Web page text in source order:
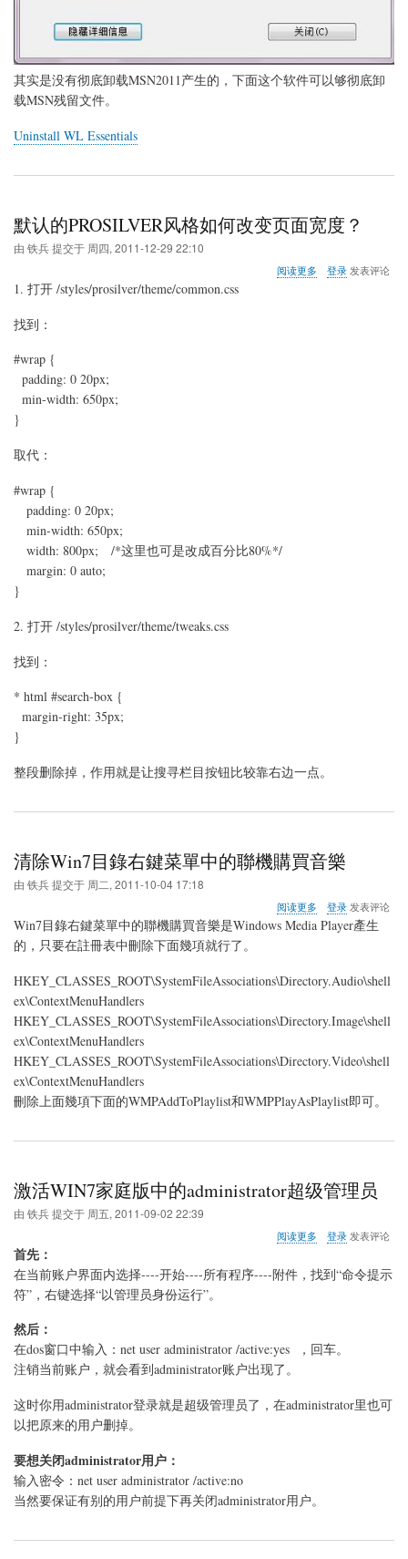
其实是没有彻底卸载MSN2011产生的，下面这个软件可以够彻底卸
载MSN残留文件。
Uninstall WL Essentials
默认的PROSILVER风格如何改变页面宽度？
由 铁兵提交于 周四, 2011-12-29 22:10
阅读更多 登录发表评论
1. 打开 /styles/prosilver/theme/common.css
找到：
#wrap {
padding: 0 20px;
min-width: 650px;
}
取代：
#wrap {
padding: 0 20px;
min-width: 650px;
width: 800px; /*这里也可是改成百分比80%*/
margin: 0 auto;
}
2. 打开 /styles/prosilver/theme/tweaks.css
找到：
* html #search-box {
margin-right: 35px;
}
整段删除掉，作用就是让搜寻栏目按钮比较靠右边一点。
清除Win7目錄右鍵菜單中的聯機購買音樂
由 铁兵提交于 周二, 2011-10-04 17:18
阅读更多
于
目
鍵
單
聯
樂
登录发表评论
Win7目錄右鍵菜單中的聯機購買音樂是Windows Media Player產生
的，只要在註冊表中刪除下面幾項就行了。
HKEY_CLASSES_ROOT\SystemFileAssociations\Directory.Audio\shell
ex\ContextMenuHandlers
HKEY_CLASSES_ROOT\SystemFileAssociations\Directory.Image\shell
ex\ContextMenuHandlers
HKEY_CLASSES_ROOT\SystemFileAssociations\Directory.Video\shell
ex\ContextMenuHandlers
刪除上面幾項下面的WMPAddToPlaylist和WMPPlayAsPlaylist即可。
激活WIN7家庭版中的administrator超级管理员
由 铁兵提交于 周五, 2011-09-02 22:39
阅读更多
活
版
中
超
登录发表评论
首先：
在当前账户界面内选择----开始----所有程序----附件，找到“命令提示
符”，右键选择“以管理员身份运行”。
然后：
在dos窗口中输入：net user administrator /active:yes ，回车。
注销当前账户，就会看到administrator账户出现了。
这时你用administrator登录就是超级管理员了，在administrator里也可
以把原来的用户删掉。
要想关闭administrator用户：
输入密令：net user administrator /active:no
当然要保证有别的用户前提下再关闭administrator用户。